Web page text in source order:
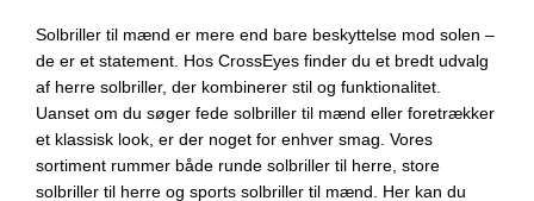
Solbriller til mænd er mere end bare beskyttelse mod solen –
de er et statement. Hos CrossEyes finder du et bredt udvalg
af herre solbriller, der kombinerer stil og funktionalitet.
Uanset om du søger fede solbriller til mænd eller foretrækker
et klassisk look, er der noget for enhver smag. Vores
sortiment rummer både runde solbriller til herre, store
solbriller til herre og sports solbriller til mænd. Her kan du